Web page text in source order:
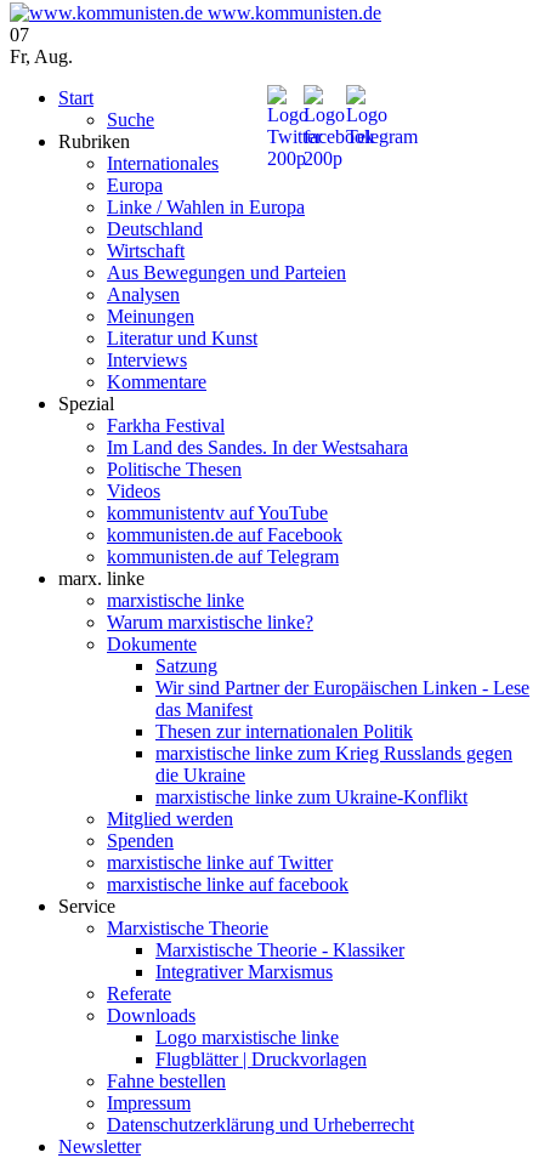
www.kommunisten.de
07
Fr, Aug.
Start
Suche
Rubriken
Internationales
Europa
Linke / Wahlen in Europa
Deutschland
Wirtschaft
Aus Bewegungen und Parteien
Analysen
Meinungen
Literatur und Kunst
Interviews
Kommentare
Spezial
Farkha Festival
Im Land des Sandes. In der Westsahara
Politische Thesen
Videos
kommunistentv auf YouTube
kommunisten.de auf Facebook
kommunisten.de auf Telegram
marx. linke
marxistische linke
Warum marxistische linke?
Dokumente
Satzung
Wir sind Partner der Europäischen Linken - Lese
das Manifest
Thesen zur internationalen Politik
marxistische linke zum Krieg Russlands gegen
die Ukraine
marxistische linke zum Ukraine-Konflikt
Mitglied werden
Spenden
marxistische linke auf Twitter
marxistische linke auf facebook
Service
Marxistische Theorie
Marxistische Theorie - Klassiker
Integrativer Marxismus
Referate
Downloads
Logo marxistische linke
Flugblätter | Druckvorlagen
Fahne bestellen
Impressum
Datenschutzerklärung und Urheberrecht
Newsletter